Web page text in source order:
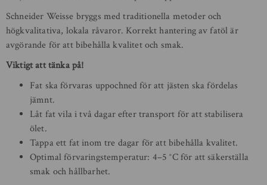
Schneider Weisse bryggs med traditionella metoder och
högkvalitativa, lokala råvaror. Korrekt hantering av fatöl är
avgörande för att bibehålla kvalitet och smak.
Viktigt att tänka på!
Fat ska förvaras uppochned för att jästen ska fördelas
jämnt.
Låt fat vila i två dagar efter transport för att stabilisera
ölet.
Tappa ett fat inom tre dagar för att bibehålla kvalitet.
Optimal förvaringstemperatur: 4–5 °C för att säkerställa
smak och hållbarhet.